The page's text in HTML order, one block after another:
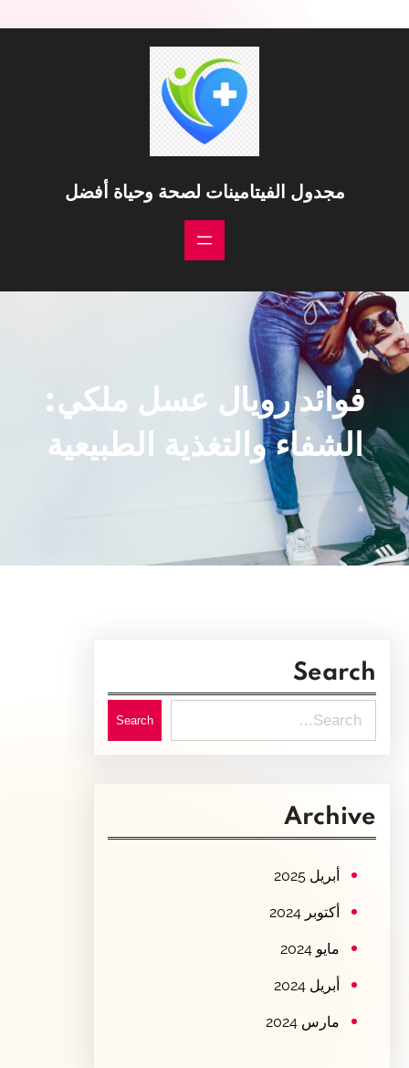
مجدول الفيتامينات لصحة وحياة أفضل
فوائد رويال عسل ملكي:
الشفاء والتغذية الطبيعية
Search
e
c
Search
Archive
أبريل 2025
أكتوبر 2024
مايو 2024
أبريل 2024
مارس 2024